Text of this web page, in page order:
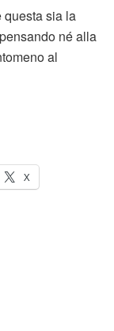
questa sia la
né alla
al
X